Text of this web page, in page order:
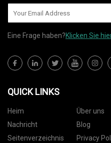
Eine Frage haben?Klicken Sie
QUICK LINKS
Heim Über uns
Nachricht
Blog
Seitenverzeichnis
Privacy